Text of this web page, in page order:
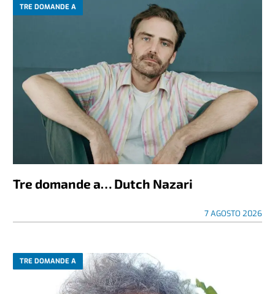
TRE DOMANDE A
Tre domande a… Dutch Nazari
7 AGOSTO 2026
TRE DOMANDE A